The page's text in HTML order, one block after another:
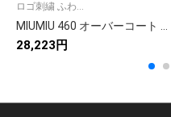
ロゴ刺繍 ふわ...
MIUMIU 460 オーバーコート デニム ロゴ刺繍 ふわふわラムレザー襟 黒
28,223円